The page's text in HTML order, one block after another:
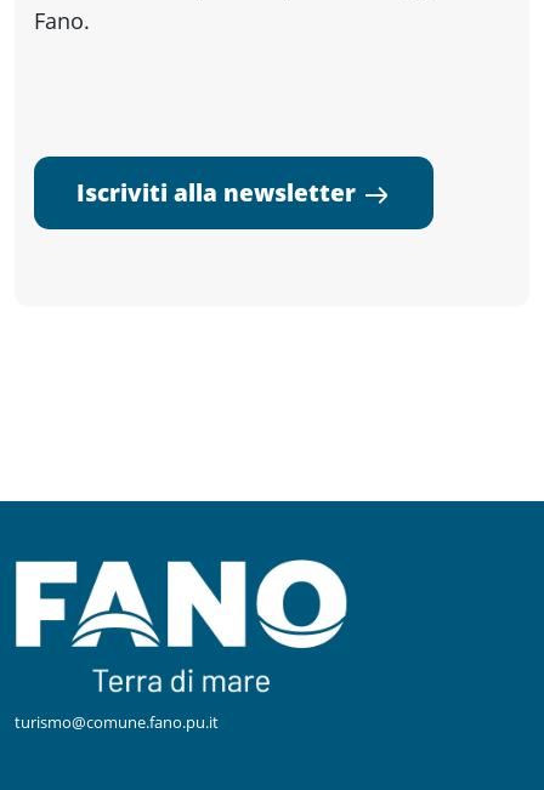
Fano.
Iscriviti alla newsletter
turismo@comune.fano.pu.it